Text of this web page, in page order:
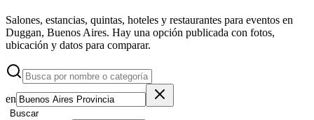
Salones, estancias, quintas, hoteles y restaurantes para eventos en
Duggan, Buenos Aires. Hay una opción publicada con fotos,
ubicación y datos para comparar.
en
Buscar